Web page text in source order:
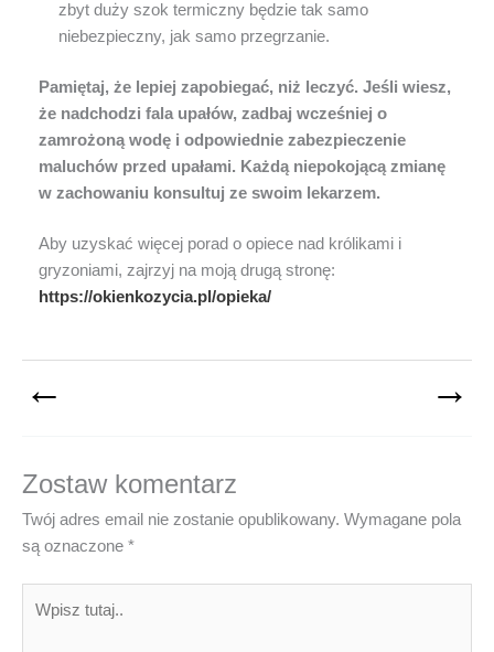
zbyt duży szok termiczny będzie tak samo
niebezpieczny, jak samo przegrzanie.
Pamiętaj, że lepiej zapobiegać, niż leczyć. Jeśli wiesz,
że nadchodzi fala upałów, zadbaj wcześniej o
zamrożoną wodę i odpowiednie zabezpieczenie
maluchów przed upałami. Każdą niepokojącą zmianę
w zachowaniu konsultuj ze swoim lekarzem.
Aby uzyskać więcej porad o opiece nad królikami i
gryzoniami, zajrzyj na moją drugą stronę:
https://okienkozycia.pl/opieka/
← →
Zostaw komentarz
Twój adres email nie zostanie opublikowany. Wymagane pola
są oznaczone *
tutaj..